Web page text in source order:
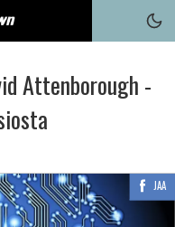
Attenborough -
JAA